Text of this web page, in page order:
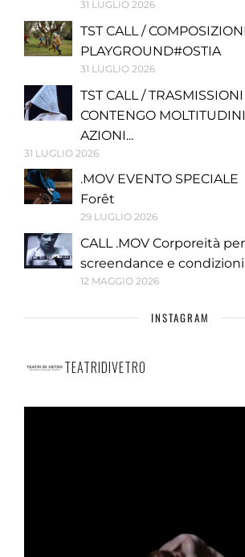
31 LUGLIO 2026
TST CALL / COMPOSIZIONI
PLAYGROUND#OSTIA
31 LUGLIO 2026
TST CALL / TRASMISSIONI
CONTENGO
AZIONI...
31 LUGLIO 2026
.MOV EVENTO SPECIALE
Forêt
29 LUGLIO 2026
CALL .MOV Corporeità
screendance e
12 MAGGIO 2026
INSTAGRAM
TEATRIDIVETRO